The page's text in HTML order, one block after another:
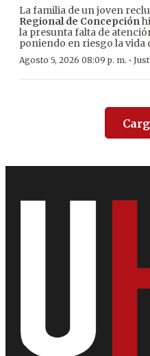
La familia de un joven
Regional de Concepción
la presunta falta de
poniendo en riesgo la vida
Agosto 5, 2026 08:09 p. m. ·